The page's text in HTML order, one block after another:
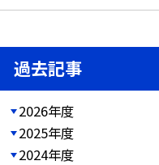
過去記事
2026年度
2025年度
2024年度